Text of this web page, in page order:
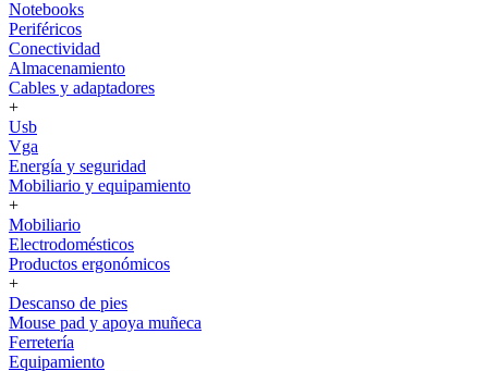
Notebooks
Periféricos
Conectividad
Almacenamiento
Cables y adaptadores
+
Usb
Vga
Energía y seguridad
Mobiliario y equipamiento
+
Mobiliario
Electrodomésticos
Productos ergonómicos
+
Descanso de pies
Mouse pad y apoya muñeca
Ferretería
Equipamiento